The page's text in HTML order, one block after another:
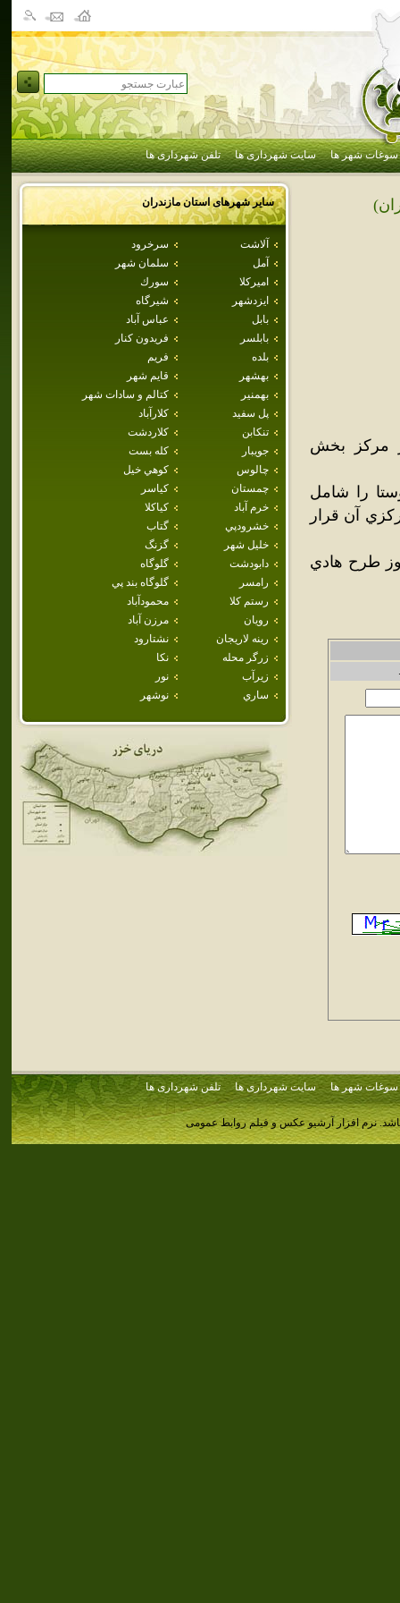
سوغات شهر ها سایت شهرداری ها تلفن شهرداری ها
سایر شهرهای استانمازندران
آلاشت
سرخرود
آمل
سلمان شهر
اميركلا
سورك
ايزدشهر
شيرگاه
بابل
عباس آباد
بابلسر
فريدون كنار
بلده
فريم
بهشهر
قايم شهر
بهمنير
كتالم و سادات شهر
پل سفيد
كلارآباد
تنكابن
كلاردشت
جويبار
كله بست
چالوس
كوهي خيل
چمستان
كياسر
خرم آباد
كياكلا
خشرودپي
گتاب
خليل شهر
گزنگ
دابودشت
گلوگاه
رامسر
گلوگاه بند پي
رستم كلا
محمودآباد
رويان
مرزن آباد
رينه لاريجان
نشتارود
زرگر محله
نكا
زيرآب
نور
ساري
نوشهر
مرکز بخش
جنوب شهر بابل واقع شده‌است و بيش از 33 روستا را شامل
آن قرار
طرح هادي
سوغات شهر ها سایت شهرداری ها تلفن شهرداری ها
نرم افزار آرشیو عکس و فیلم روابط عمومی